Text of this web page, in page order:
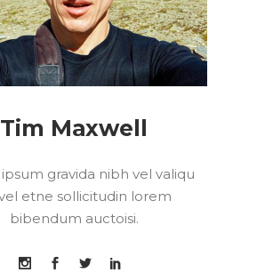
Tim Maxwell
gravida nibh vel valiqu
etne sollicitudin lorem
bibendum auctoisi.